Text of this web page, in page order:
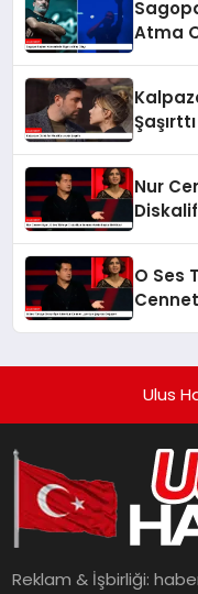
Atma
Şaşırttı
Nur
O Ses
Cennet
Ulus
Reklam & İşbirliği: